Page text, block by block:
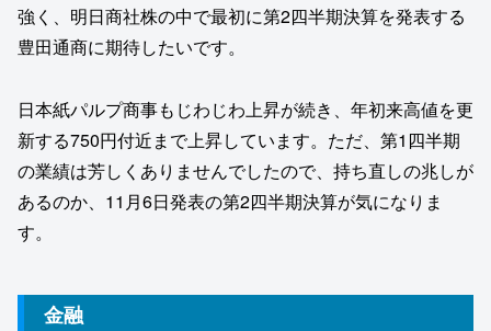
強く、明日商社株の中で最初に第2四半期決算を発表する
豊田通商に期待したいです。
日本紙パルプ商事もじわじわ上昇が続き、年初来高値を更
新する750円付近まで上昇しています。ただ、第1四半期
の業績は芳しくありませんでしたので、持ち直しの兆しが
あるのか、11月6日発表の第2四半期決算が気になりま
す。
金融